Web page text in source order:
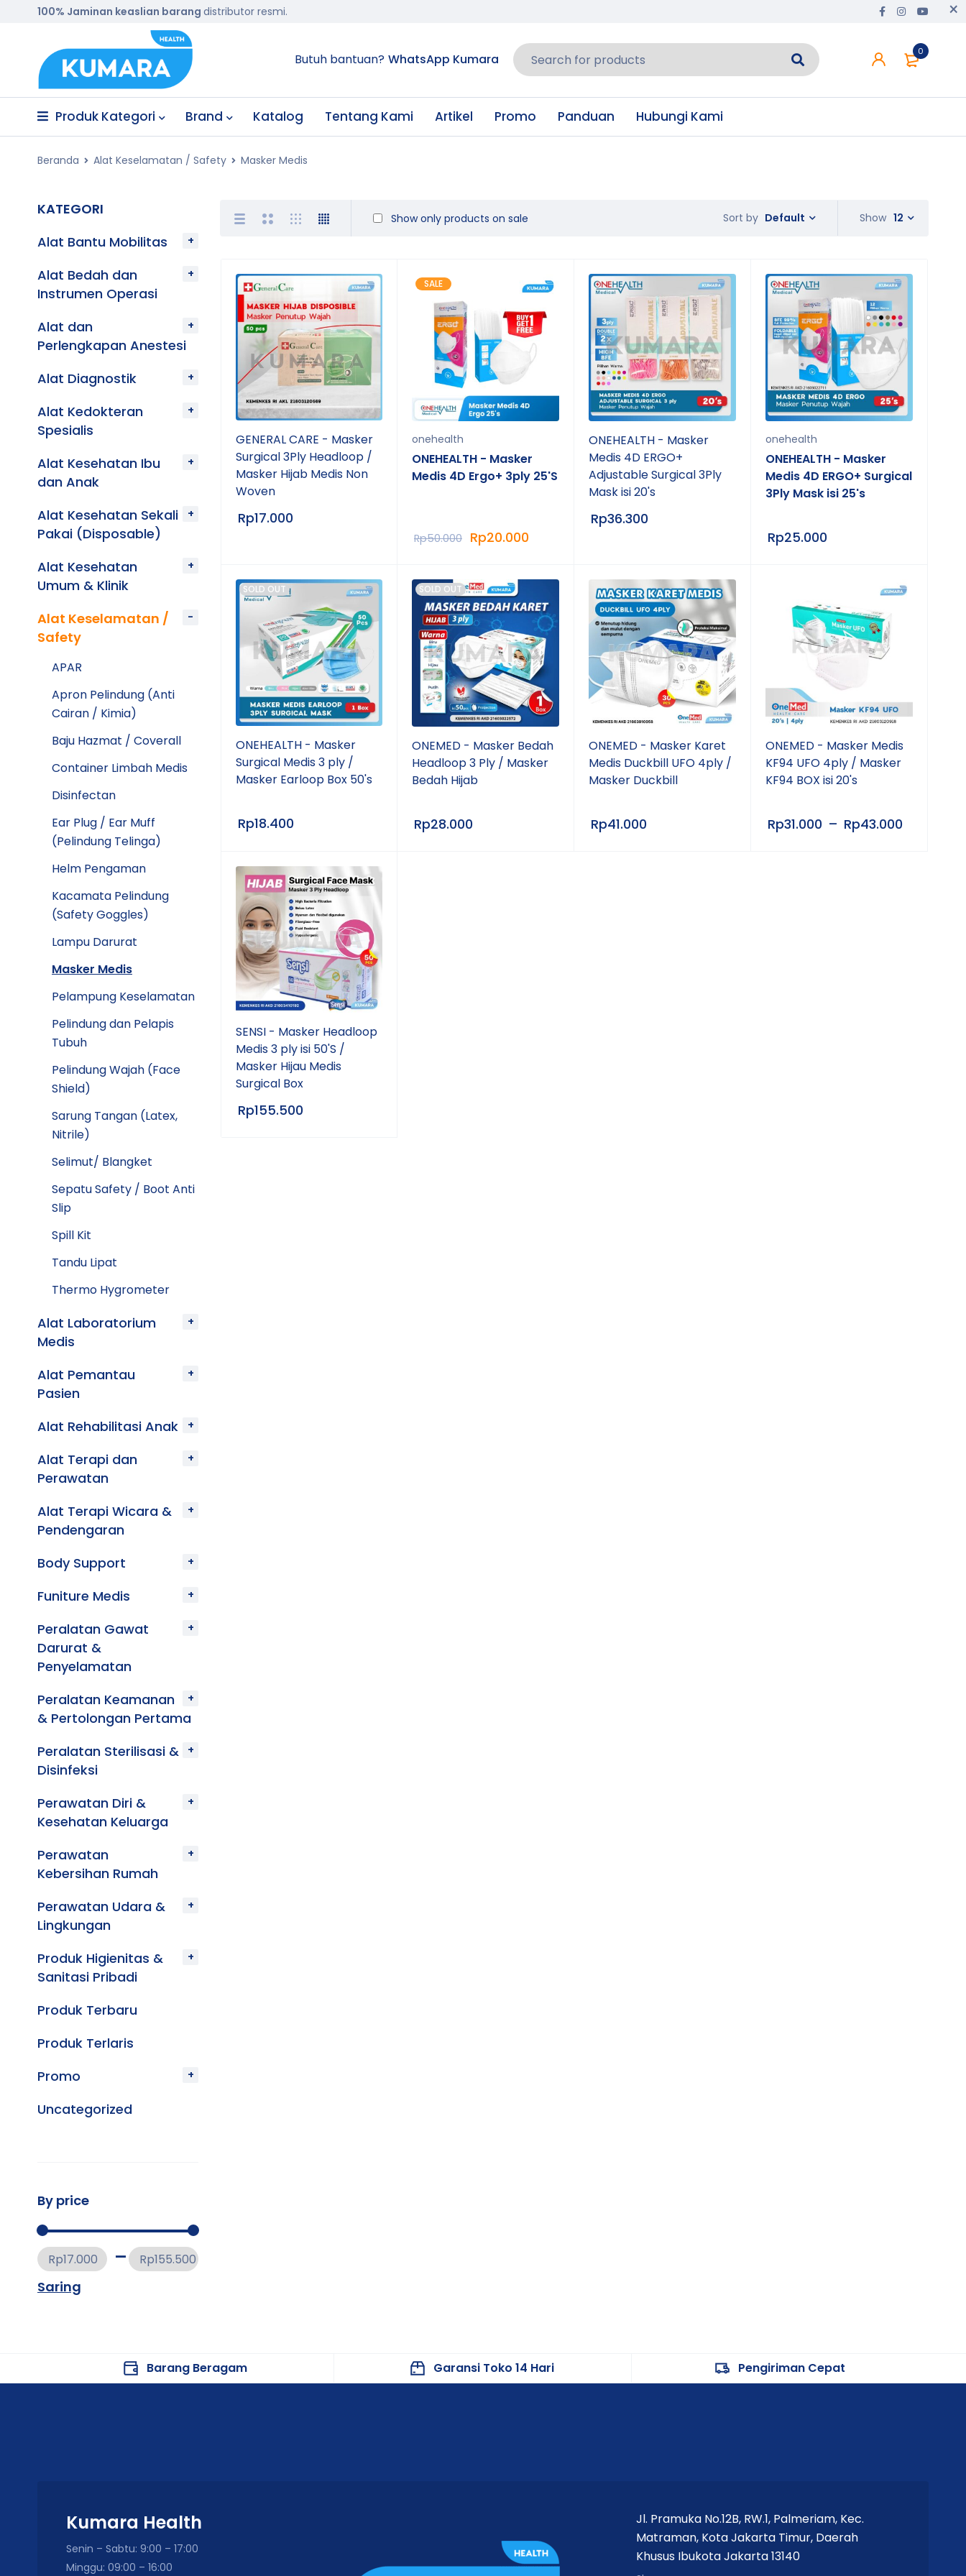
100% Jaminan keaslian barang distributor resmi.
0
Butuh bantuan? WhatsApp Kumara
Produk Kategori Brand Katalog Tentang Kami Artikel Promo Panduan Hubungi Kami
Beranda Alat Keselamatan / Safety Masker Medis
KATEGORI
Alat Bantu Mobilitas
Alat Bedah dan
Instrumen Operasi
Alat dan
Perlengkapan Anestesi
Alat Diagnostik
Alat Kedokteran
Spesialis
Alat Kesehatan Ibu
dan Anak
Alat Kesehatan Sekali
Pakai (Disposable)
Alat Kesehatan
Umum & Klinik
Alat Keselamatan /
Safety
APAR
Apron Pelindung (Anti
Cairan / Kimia)
Baju Hazmat / Coverall
Container Limbah Medis
Disinfectan
Ear Plug / Ear Muff
(Pelindung Telinga)
Helm Pengaman
Kacamata Pelindung
(Safety Goggles)
Lampu Darurat
Masker Medis
Pelampung Keselamatan
Pelindung dan Pelapis
Tubuh
Pelindung Wajah (Face
Shield)
Sarung Tangan (Latex,
Nitrile)
Selimut/ Blangket
Sepatu Safety / Boot Anti
Slip
Spill Kit
Tandu Lipat
Thermo Hygrometer
Alat Laboratorium
Medis
Alat Pemantau
Pasien
Alat Rehabilitasi Anak
Alat Terapi dan
Perawatan
Alat Terapi Wicara &
Pendengaran
Body Support
Funiture Medis
Peralatan Gawat
Darurat &
Penyelamatan
Peralatan Keamanan
& Pertolongan Pertama
Peralatan Sterilisasi &
Disinfeksi
Perawatan Diri &
Kesehatan Keluarga
Perawatan
Kebersihan Rumah
Perawatan Udara &
Lingkungan
Produk Higienitas &
Sanitasi Pribadi
Produk Terbaru
Produk Terlaris
Promo
Uncategorized
By price
Saring
Rp17.000 Rp155.500
Sort by Default
Show only products on sale Show 12
GENERAL CARE - Masker
Surgical 3Ply Headloop /
Masker Hijab Medis Non
Woven
Rp17.000
SALE
onehealth
ONEHEALTH - Masker
Medis 4D Ergo+ 3ply 25'S
Rp50.000 Rp20.000
ONEHEALTH - Masker
Medis 4D ERGO+
Adjustable Surgical 3Ply
Mask isi 20's
Rp36.300
onehealth
ONEHEALTH - Masker
Medis 4D ERGO+ Surgical
3Ply Mask isi 25's
Rp25.000
SOLD OUT
ONEHEALTH - Masker
Surgical Medis 3 ply /
Masker Earloop Box 50's
Rp18.400
SOLD OUT
ONEMED - Masker Bedah
Headloop 3 Ply / Masker
Bedah Hijab
Rp28.000
ONEMED - Masker Karet
Medis Duckbill UFO 4ply /
Masker Duckbill
Rp41.000
ONEMED - Masker Medis
KF94 UFO 4ply / Masker
KF94 BOX isi 20's
Rp31.000 – Rp43.000
SENSI - Masker Headloop
Medis 3 ply isi 50'S /
Masker Hijau Medis
Surgical Box
Rp155.500
Barang Beragam Garansi Toko 14 Hari Pengiriman Cepat
Kumara Health
Senin – Sabtu: 9:00 – 17:00
Minggu: 09:00 – 16:00
Jl. Pramuka No.12B, RW.1, Palmeriam, Kec.
Matraman, Kota Jakarta Timur, Daerah
Khusus Ibukota Jakarta 13140